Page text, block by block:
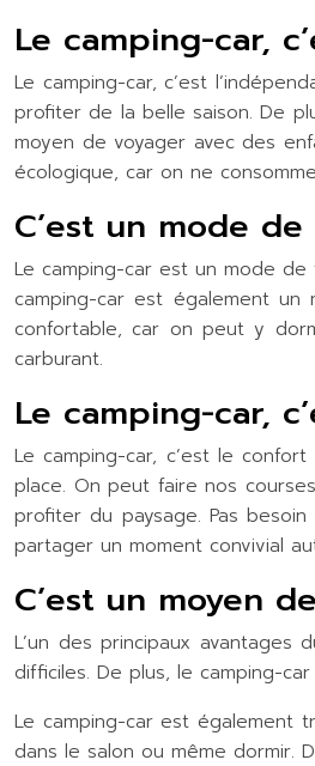
Le camping-car,
Le camping-car, c’est
profiter de la belle saison. De
moyen de voyager avec des
écologique, car on ne
C’est un mode
Le camping-car est un mode de
camping-car est également
confortable, car on peut y
carburant.
Le camping-car,
Le camping-car, c’est le
place. On peut faire nos
profiter du paysage. Pas
partager un moment convivial
C’est un moyen
L’un des principaux
difficiles. De plus, le camping-
Le camping-car est également
dans le salon ou même dormir.